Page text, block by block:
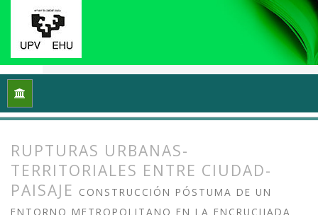
Inicio
RUPTURAS URBANAS-
TERRITORIALES ENTRE CIUDAD-
PAISAJE CONSTRUCCIÓN PÓSTUMA DE UN
ENTORNO METROPOLITANO EN LA ENCRUCIJADA